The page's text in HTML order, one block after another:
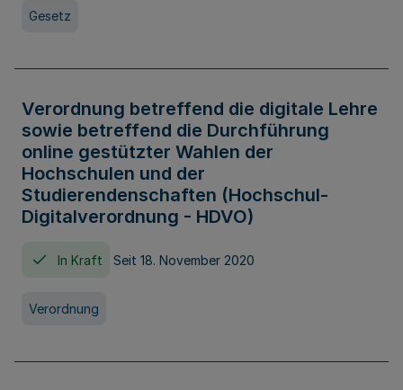
Gesetz
Verordnung betreffend die digitale Lehre
sowie betreffend die Durchführung
online gestützter Wahlen der
Hochschulen und der
Studierendenschaften (Hochschul-
Digitalverordnung - HDVO)
In Kraft Seit 18. November 2020
Verordnung